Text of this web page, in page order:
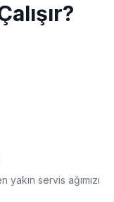
servis ağımızı